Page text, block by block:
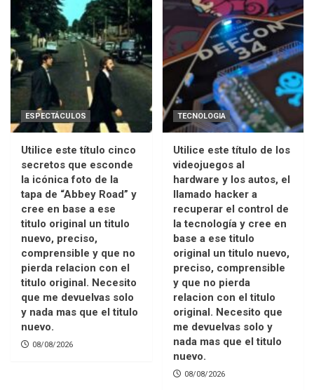
ESPECTÁCULOS
Utilice este título cinco
secretos que esconde
la icónica foto de la
tapa de “Abbey Road” y
cree en base a ese
titulo original un titulo
nuevo, preciso,
comprensible y que no
pierda relacion con el
titulo original. Necesito
que me devuelvas solo
y nada mas que el titulo
nuevo.
08/08/2026
TECNOLOGIA
Utilice este título de los
videojuegos al
hardware y los autos, el
llamado hacker a
recuperar el control de
la tecnología y cree en
base a ese titulo
original un titulo nuevo,
preciso, comprensible
y que no pierda
relacion con el titulo
original. Necesito que
me devuelvas solo y
nada mas que el titulo
nuevo.
08/08/2026